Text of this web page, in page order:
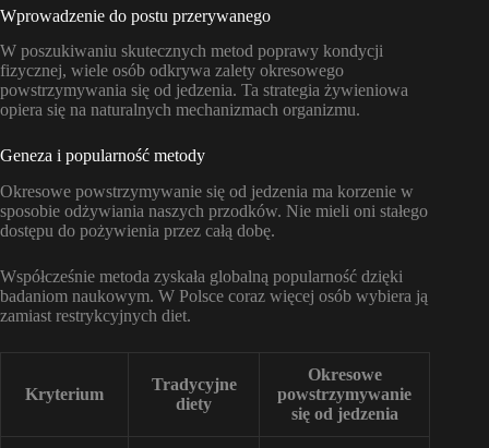
Wprowadzenie do postu przerywanego
W poszukiwaniu skutecznych metod poprawy kondycji
fizycznej, wiele osób odkrywa zalety okresowego
powstrzymywania się od jedzenia. Ta strategia żywieniowa
opiera się na naturalnych mechanizmach organizmu.
Geneza i popularność metody
Okresowe powstrzymywanie się od jedzenia ma korzenie w
sposobie odżywiania naszych przodków. Nie mieli oni stałego
dostępu do pożywienia przez całą dobę.
Współcześnie metoda zyskała globalną popularność dzięki
badaniom naukowym. W Polsce coraz więcej osób wybiera ją
zamiast restrykcyjnych diet.
Kryterium
Tradycyjne
diety
Okresowe
powstrzymywanie
się od jedzenia